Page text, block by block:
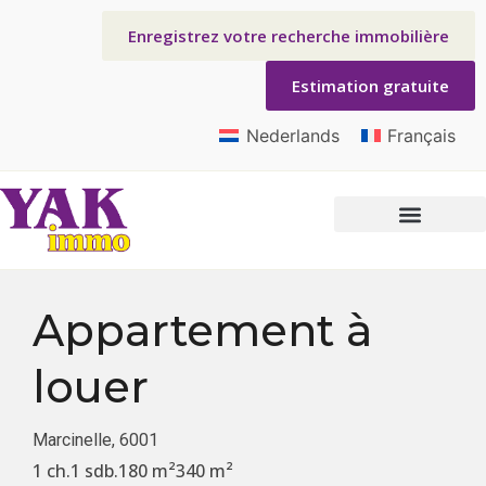
Enregistrez votre recherche immobilière
Estimation gratuite
Nederlands Français
Appartement à
louer
Marcinelle, 6001
1 ch.1 sdb.180 m²340 m²